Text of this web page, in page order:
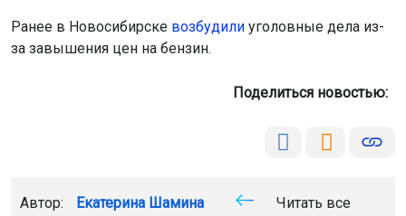
Ранее в Новосибирске возбудили уголовные дела из-
за завышения цен на бензин.
Поделиться новостью:
Автор: Екатерина Шамина
Читать все